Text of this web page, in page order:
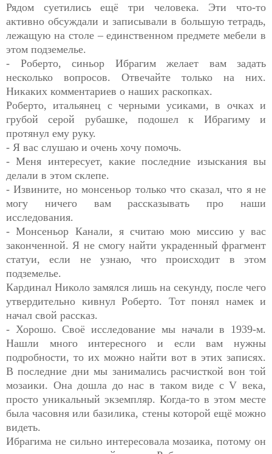
Рядом суетились ещё три человека. Эти что-то
активно обсуждали и записывали в большую тетрадь,
лежащую на столе – единственном предмете мебели в
этом подземелье.
- Роберто, синьор Ибрагим желает вам задать
несколько вопросов. Отвечайте только на них.
Никаких комментариев о наших раскопках.
Роберто, итальянец с черными усиками, в очках и
грубой серой рубашке, подошел к Ибрагиму и
протянул ему руку.
- Я вас слушаю и очень хочу помочь.
- Меня интересует, какие последние изыскания вы
делали в этом склепе.
- Извините, но монсеньор только что сказал, что я не
могу ничего вам рассказывать про наши
исследования.
- Монсеньор Канали, я считаю мою миссию у вас
законченной. Я не смогу найти украденный фрагмент
статуи, если не узнаю, что происходит в этом
подземелье.
Кардинал Николо замялся лишь на секунду, после чего
утвердительно кивнул Роберто. Тот понял намек и
начал свой рассказ.
- Хорошо. Своё исследование мы начали в 1939-м.
Нашли много интересного и если вам нужны
подробности, то их можно найти вот в этих записях.
В последние дни мы занимались расчисткой вон той
мозаики. Она дошла до нас в таком виде с V века,
просто уникальный экземпляр. Когда-то в этом месте
была часовня или базилика, стены которой ещё можно
видеть.
Ибрагима не сильно интересовала мозаика, потому он